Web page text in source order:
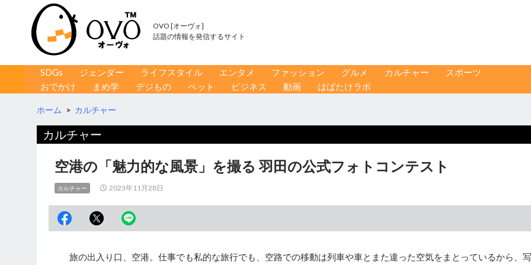
OVO [オーヴォ]
話題の情報を発信するサイト
コンテンツへ移動
SDGs ジェンダー ライフスタイル エンタメ ファッション グルメ カルチャー
スポーツ
おでかけ
まめ学 デジもの ペット ビジネス 動画 はばたけラボ
ホーム > カルチャー
カルチャー
空港の「魅力的な風景」を撮る 羽田の公式フォトコンテスト
カルチャー 2023年11月28日
旅の出入り口、空港。仕事でも私的な旅行でも、空路での移動は列車や車とまた違った空気をまとっているから、写